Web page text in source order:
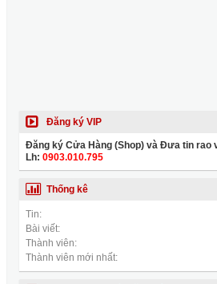
Đăng ký VIP
Đăng ký Cửa Hàng (Shop) và Đưa tin rao
Lh: 0903.010.795
Thống kê
Tin:
Bài viết:
Thành viên:
Thành viên mới nhất: